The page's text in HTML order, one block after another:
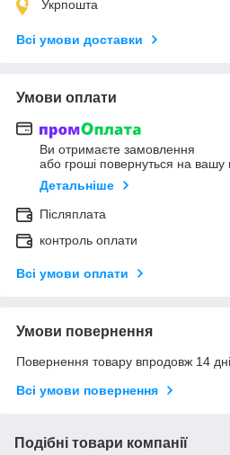
Укрпошта
Всі умови доставки
Умови оплати
Ви отримаєте замовлення
або гроші повернуться на вашу
Детальніше
Післяплата
контроль оплати
Всі умови оплати
Умови повернення
Повернення товару впродовж 14
Всі умови повернення
Подібні товари компанії